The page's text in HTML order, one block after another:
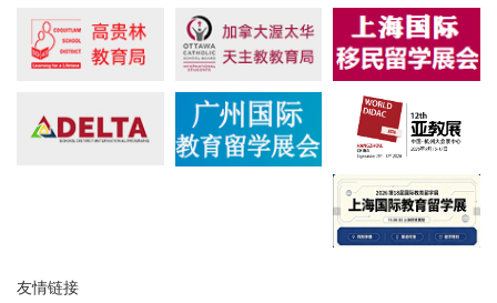
友情链接